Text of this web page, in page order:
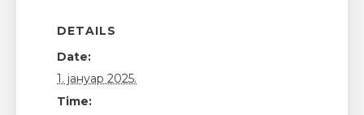
DETAILS
Date:
1. јануар 2025.
Time: